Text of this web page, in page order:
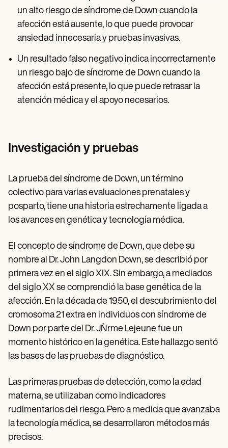
un alto riesgo de síndrome de Down cuando la
afección está ausente, lo que puede provocar
ansiedad innecesaria y pruebas invasivas.
Un resultado falso negativo indica incorrectamente
un riesgo bajo de síndrome de Down cuando la
afección está presente, lo que puede retrasar la
atención médica y el apoyo necesarios.
Investigación y pruebas
La prueba del síndrome de Down, un término
colectivo para varias evaluaciones prenatales y
posparto, tiene una historia estrechamente ligada a
los avances en genética y tecnología médica.
El concepto de síndrome de Down, que debe su
nombre al Dr. John Langdon Down, se describió por
primera vez en el siglo XIX. Sin embargo, a mediados
del siglo XX se comprendió la base genética de la
afección. En la década de 1950, el descubrimiento del
cromosoma 21 extra en individuos con síndrome de
Down por parte del Dr. JǸrme Lejeune fue un
momento histórico en la genética. Este hallazgo sentó
las bases de las pruebas de diagnóstico.
Las primeras pruebas de detección, como la edad
materna, se utilizaban como indicadores
rudimentarios del riesgo. Pero a medida que avanzaba
la tecnología médica, se desarrollaron métodos más
precisos.